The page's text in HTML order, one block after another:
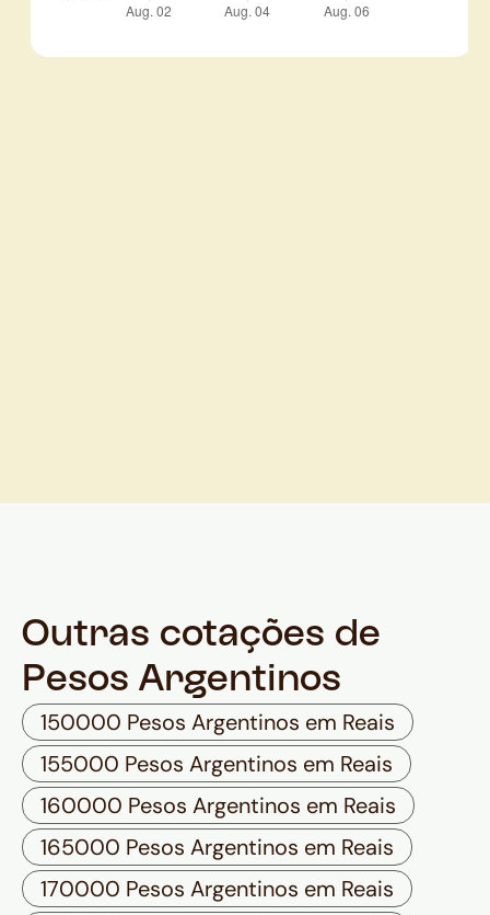
Outras cotações de
Pesos Argentinos
150000 Pesos Argentinos em Reais
155000 Pesos Argentinos em Reais
160000 Pesos Argentinos em Reais
165000 Pesos Argentinos em Reais
170000 Pesos Argentinos em Reais